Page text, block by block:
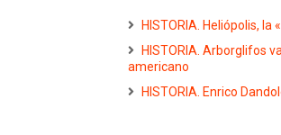
HISTORIA. Heliópolis,
HISTORIA. Arborglifos
americano
HISTORIA. Enrico